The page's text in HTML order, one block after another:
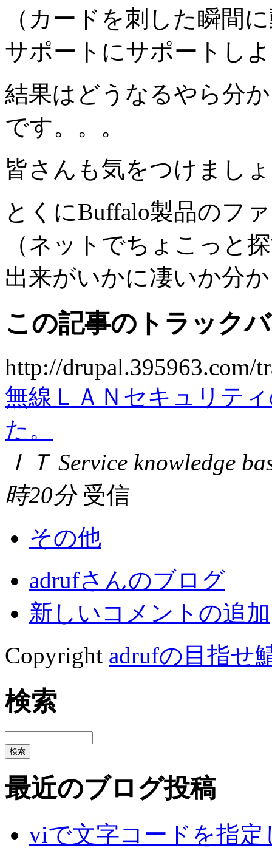
（カードを刺した瞬間
サポートにサポートし
結果はどうなるやら分
です。。。
皆さんも気をつけまし
とくにBuffalo製品のフ
（ネットでちょこっと
出来がいかに凄いか分
この記事のトラック
http://drupal.395963.com/
無線ＬＡＮセキュリテ
た。
ＩＴ Service knowledge
時20分受信
その他
adrufさんのブログ
新しいコメントの追加
Copyright adrufの目指せ
検索
最近のブログ投稿
viで文字コードを指